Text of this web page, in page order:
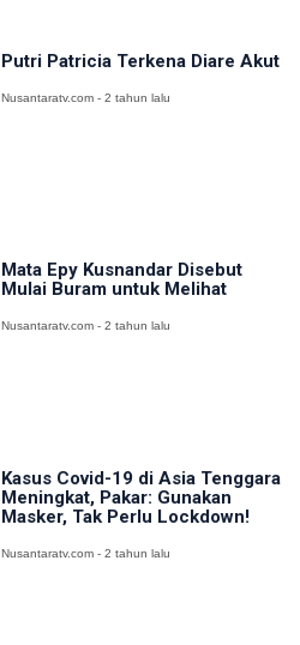
Putri Patricia Terkena Diare Akut
Nusantaratv.com - 2 tahun lalu
Mata Epy Kusnandar Disebut
Mulai Buram untuk Melihat
Nusantaratv.com - 2 tahun lalu
Kasus Covid-19 di Asia Tenggara
Meningkat, Pakar: Gunakan
Masker, Tak Perlu Lockdown!
Nusantaratv.com - 2 tahun lalu